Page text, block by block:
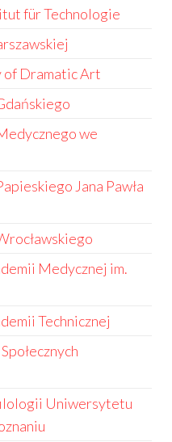
für Technologie
of Dramatic Art
we
Jana Pawła
Medycznej im.
Technicznej
Uniwersytetu